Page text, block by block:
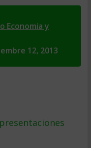
Economia y
12, 2013